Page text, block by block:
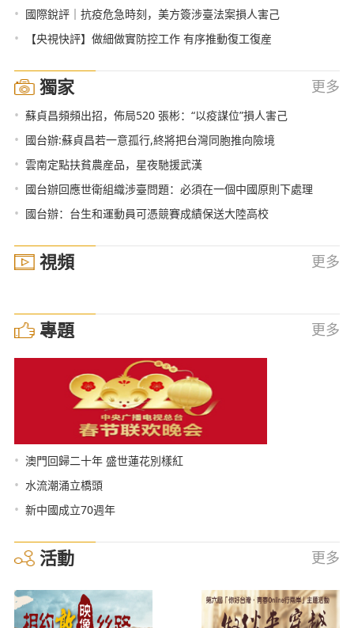
• 國際銳評｜抗疫危急時刻，美方簽涉臺法案損人害己
• 【央視快評】做細做實防控工作 有序推動復工復産
獨家 更多
• 蘇貞昌頻頻出招，佈局520 張彬：“以疫謀位”損人害己
• 國台辦:蘇貞昌若一意孤行,終將把台灣同胞推向險境
• 雲南定點扶貧農産品，星夜馳援武漢
• 國台辦回應世衛組織涉臺問題：必須在一個中國原則下處理
• 國台辦：台生和運動員可憑競賽成績保送大陸高校
視頻 更多
專題 更多
• 澳門回歸二十年 盛世蓮花別樣紅
• 水流潮涌立橋頭
• 新中國成立70週年
活動 更多